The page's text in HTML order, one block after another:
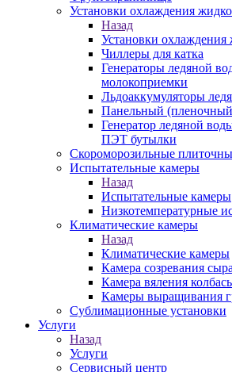
Установки охлаждения
Назад
Установки охлаждения
Чиллеры для катка
Генераторы ледяной
молокоприемки
Льдоаккумуляторы
Панельный
Генератор ледяной
ПЭТ бутылки
Скороморозильные
Испытательные камеры
Назад
Испытательные камеры
Низкотемпературные
Климатические камеры
Назад
Климатические камеры
Камера созревания сыра
Камера вяления
Камеры выращивания
Сублимационные установки
Услуги
Назад
Услуги
Сервисный центр